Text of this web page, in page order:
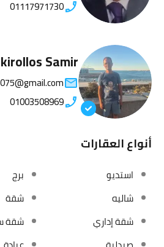
01117971730
kirollos Samir
01003508969
أنواع العقارات
استديو
برج
شاليه
شقة
شقة إداري
شقة